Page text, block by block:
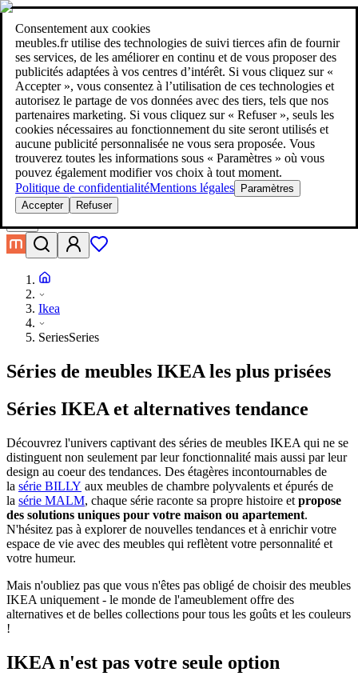
Consentement aux cookies
meubles.fr utilise des technologies de suivi tierces afin de fournir
ses services, de les améliorer en continu et de vous proposer des
publicités adaptées à vos centres d’intérêt. Si vous cliquez sur «
Accepter », vous consentez à l’utilisation de ces technologies et
autorisez le partage de vos données avec des tiers, tels que nos
partenaires marketing. Si vous cliquez sur « Refuser », seuls les
cookies nécessaires au fonctionnement du site seront utilisés et
aucune publicité personnalisée ne vous sera proposée. Vous
trouverez toutes les informations sous « Paramètres » où vous
pouvez également modifier vos choix à tout moment.
Politique de confidentialitéMentions légales
Paramètres
Accepter
Refuser
meubles.fr - meublez-vous au meilleur prix !Plus de 100 millions de
produits en comparaison de prix
dans neuf pays
meubles.fr - meublez-vous au meilleur prix !
Plus de 100 millions de produits en comparaison de prix
Plus de 1 000 boutiques en ligne dans neuf pays
En savoir plus
Rechercher
meublez-vous au meilleur prix!meublez-vous au meilleur prix!
Ikea
SeriesSeries
Séries de meubles IKEA les plus prisées
Séries IKEA et alternatives tendance
Découvrez l'univers captivant des séries de meubles IKEA qui ne se
distinguent non seulement par leur fonctionnalité mais aussi par leur
design au coeur des tendances. Des étagères incontournables de
la série BILLY aux meubles de chambre polyvalents et épurés de
la série MALM, chaque série raconte sa propre histoire et propose
des solutions uniques pour votre maison ou apartement.
N'hésitez pas à explorer de nouvelles tendances et à enrichir votre
espace de vie avec des meubles qui reflètent votre personnalité et
votre humeur.
Mais n'oubliez pas que vous n'êtes pas obligé de choisir des meubles
IKEA uniquement - le monde de l'ameublement offre des
alternatives et de belles collections pour tous les goûts et les couleurs
!
IKEA n'est pas votre seule option